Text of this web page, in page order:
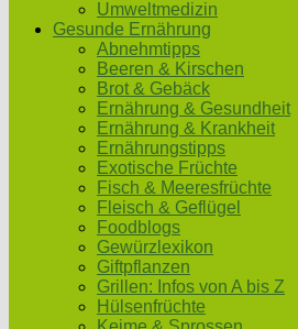
Umweltmedizin
Gesunde Ernährung
Abnehmtipps
Beeren & Kirschen
Brot & Gebäck
Ernährung & Gesundheit
Ernährung & Krankheit
Ernährungstipps
Exotische Früchte
Fisch & Meeresfrüchte
Fleisch & Geflügel
Foodblogs
Gewürzlexikon
Giftpflanzen
Grillen: Infos von A bis Z
Hülsenfrüchte